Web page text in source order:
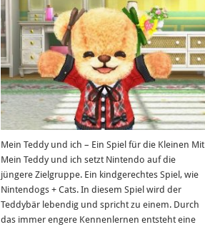
und
ich
für
Nintendo
3DS
Mein Teddy und ich – Ein Spiel für die Kleinen Mit
Mein Teddy und ich setzt Nintendo auf die
jüngere Zielgruppe. Ein kindgerechtes Spiel, wie
Nintendogs + Cats. In diesem Spiel wird der
Teddybär lebendig und spricht zu einem. Durch
das immer engere Kennenlernen entsteht eine